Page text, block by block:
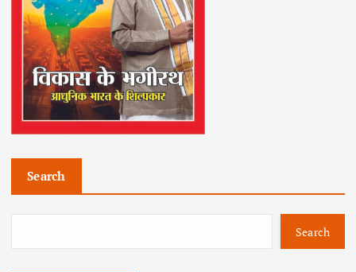
Search
Search